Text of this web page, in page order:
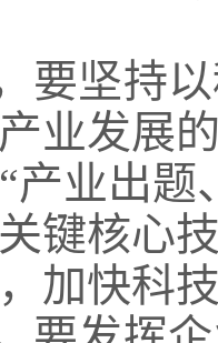
要坚持
业发展
产业出
键核心
加快科